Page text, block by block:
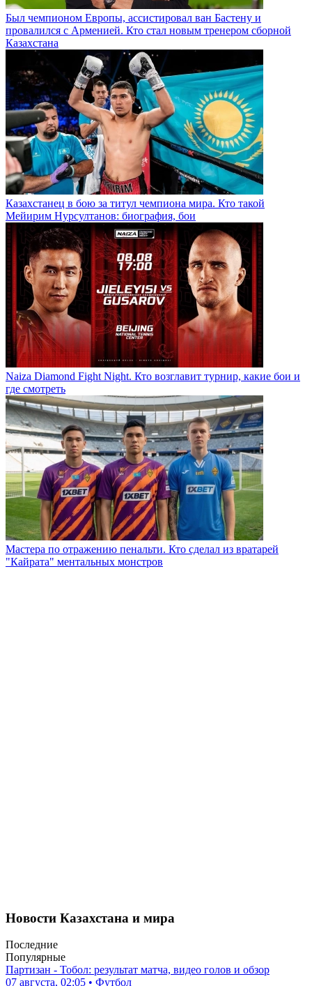
Был чемпионом Европы, ассистировал ван Бастену и
провалился с Арменией. Кто стал новым тренером сборной
Казахстана
Казахстанец в бою за титул чемпиона мира. Кто такой
Мейирим Нурсултанов: биография, бои
Naiza Diamond Fight Night. Кто возглавит турнир, какие бои и
где смотреть
Мастера по отражению пенальти. Кто сделал из вратарей
"Кайрата" ментальных монстров
Новости Казахстана и мира
Последние
Популярные
Партизан - Тобол: результат матча, видео голов и обзор
07 августа, 02:05 • Футбол